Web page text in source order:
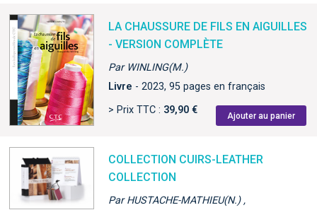
LA CHAUSSURE DE FILS EN AIGUILLES
- VERSION COMPLÈTE
Par WINLING(M.)
Livre - 2023, 95 pages en français
> Prix TTC : 39,90 € Ajouter au panier
COLLECTION CUIRS-LEATHER
COLLECTION
Par HUSTACHE-MATHIEU(N.) ,